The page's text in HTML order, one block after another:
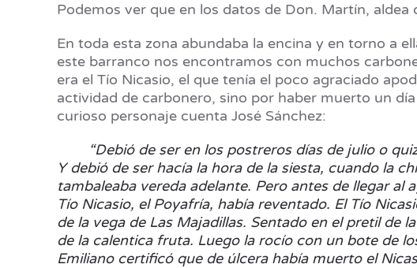
Podemos ver que en los datos de Don. Martín,
En toda esta zona abundaba la encina y en torno a
este barranco nos encontramos con muchos
era el Tío Nicasio, el que tenía el poco agraciado
actividad de carbonero, sino por haber muerto un
curioso personaje cuenta José Sánchez:
“Debió de ser en los postreros días de julio o
Y debió de ser hacía la hora de la siesta, cuando la
tambaleaba vereda adelante. Pero antes de llegar
Tío Nicasio, el Poyafría, había reventado. El Tío
de la vega de Las Majadillas. Sentado en el pretil de
de la calentica fruta. Luego la rocío con un bote de
Emiliano certificó que de úlcera había muerto el